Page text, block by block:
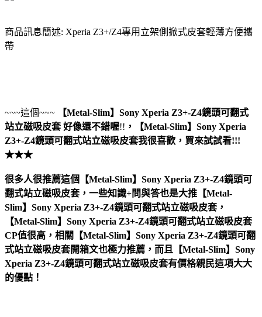
商品訊息簡述: Xperia Z3+/Z4專用立架側掀式皮套輕薄方便攜
帶
~~~這個~~~
【Metal-Slim】Sony Xperia Z3+-Z4鏡頭可翻式
站立磁吸皮套好像還不錯喔!! ，
【Metal-Slim】Sony Xperia
Z3+-Z4鏡頭可翻式站立磁吸皮套我很喜歡，買來試試看!!!
★★★
很多人很推薦這個【Metal-Slim】Sony Xperia Z3+-Z4鏡頭可
翻式站立磁吸皮套，一些知識+問與答也是大推【Metal-
Slim】Sony Xperia Z3+-Z4鏡頭可翻式站立磁吸皮套，
【Metal-Slim】Sony Xperia Z3+-Z4鏡頭可翻式站立磁吸皮套
CP值很高，相關【Metal-Slim】Sony Xperia Z3+-Z4鏡頭可翻
式站立磁吸皮套開箱文也極力推薦，而且【Metal-Slim】Sony
Xperia Z3+-Z4鏡頭可翻式站立磁吸皮套有價格親民這項大大
的優點！